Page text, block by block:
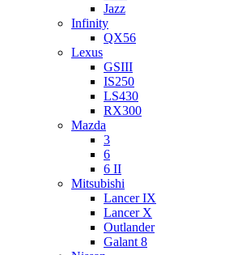
Jazz
Infinity
QX56
Lexus
GSIII
IS250
LS430
RX300
Mazda
3
6
6 II
Mitsubishi
Lancer IX
Lancer X
Outlander
Galant 8